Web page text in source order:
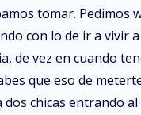
tomar. Pedimos
con lo de ir a vivir
de vez en cuando
que eso de
chicas entrando